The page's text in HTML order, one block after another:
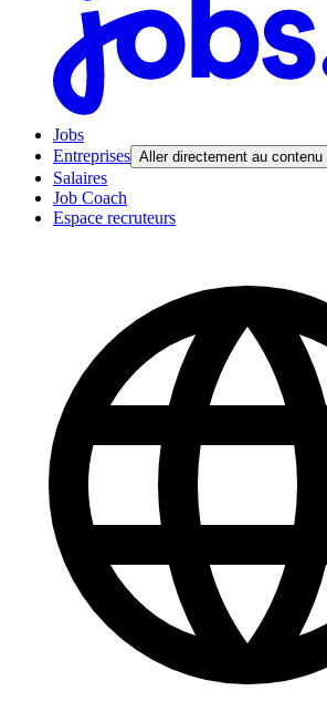
Jobs
Entreprises Aller directement au contenu
Salaires
Job Coach
Espace recruteurs